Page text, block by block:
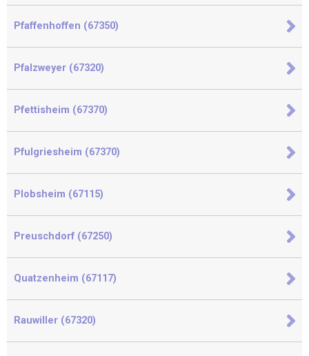
Pfaffenhoffen (67350)
Pfalzweyer (67320)
Pfettisheim (67370)
Pfulgriesheim (67370)
Plobsheim (67115)
Preuschdorf (67250)
Quatzenheim (67117)
Rauwiller (67320)